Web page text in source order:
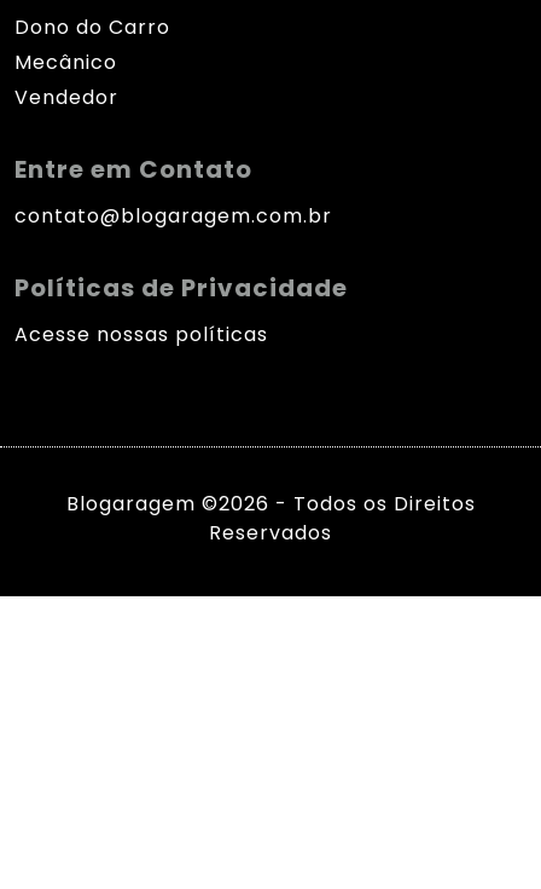
Dono do Carro
Mecânico
Vendedor
Entre em Contato
contato@blogaragem.com.br
Políticas de Privacidade
Acesse nossas políticas
Blogaragem ©2026 - Todos os Direitos
Reservados